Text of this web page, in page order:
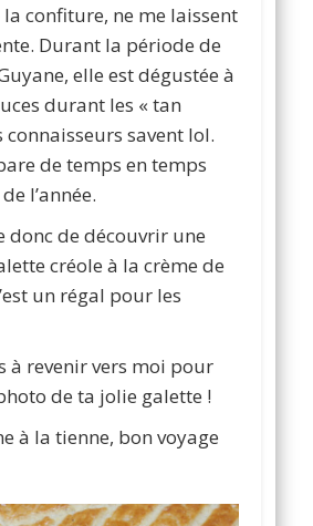
confiture, ne me laissent
Durant la période de
elle est dégustée à
durant les « tan
connaisseurs savent lol.
de temps en temps
l’année.
donc de découvrir une
créole à la crème de
un régal pour les
à revenir vers moi pour
de ta jolie galette !
à la tienne, bon voyage